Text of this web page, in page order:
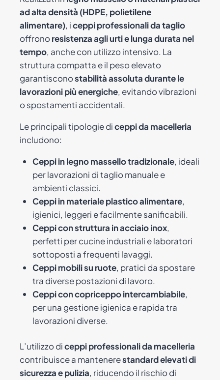
ad alta densità (HDPE, polietilene
alimentare), iceppi professionali da taglio
offronoresistenza agli urti e lunga durata nel
tempo, anche con utilizzo intensivo. La
struttura compatta e il peso elevato
garantisconostabilità assoluta durante le
lavorazioni più energiche, evitando vibrazioni
o spostamenti accidentali.
Le principali tipologie diceppi da macelleria
includono:
Ceppi in legno massello tradizionale, ideali
per lavorazioni di taglio manuale e
ambienti classici.
Ceppi in materiale plastico alimentare,
igienici, leggeri e facilmente sanificabili.
Ceppi con struttura in acciaio inox,
perfetti per cucine industriali e laboratori
sottoposti a frequenti lavaggi.
Ceppi mobili su ruote, pratici da spostare
tra diverse postazioni di lavoro.
Ceppi con copri­ceppo intercambiabile,
per una gestione igienica e rapida tra
lavorazioni diverse.
L’utilizzo diceppi professionali da macelleria
contribuisce a mantenerestandard elevati di
sicurezza e pulizia, riducendo il rischio di